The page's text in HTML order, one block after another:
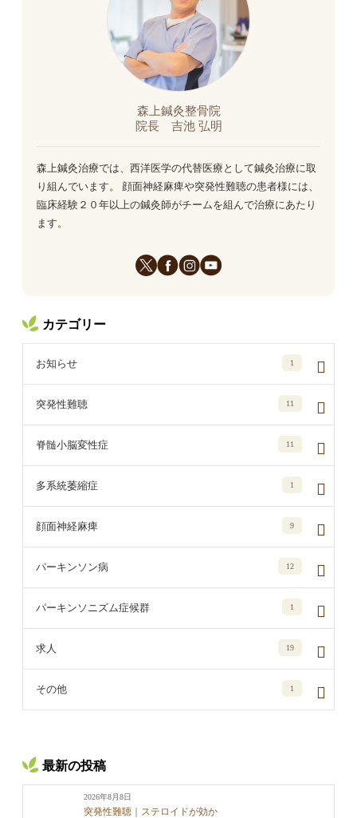
森上鍼灸整骨院
院長 吉池 弘明
森上鍼灸治療では、西洋医学の代替医療として鍼灸治療に取
り組んでいます。 顔面神経麻痺や突発性難聴の患者様には、
臨床経験２０年以上の鍼灸師がチームを組んで治療にあたり
ます。
カテゴリー
お知らせ 1
突発性難聴 11
脊髄小脳変性症 11
多系統萎縮症 1
顔面神経麻痺 9
パーキンソン病 12
パーキンソニズム症候群 1
求人 19
その他 1
最新の投稿
2026年8月8日
突発性難聴｜ステロイドが効か